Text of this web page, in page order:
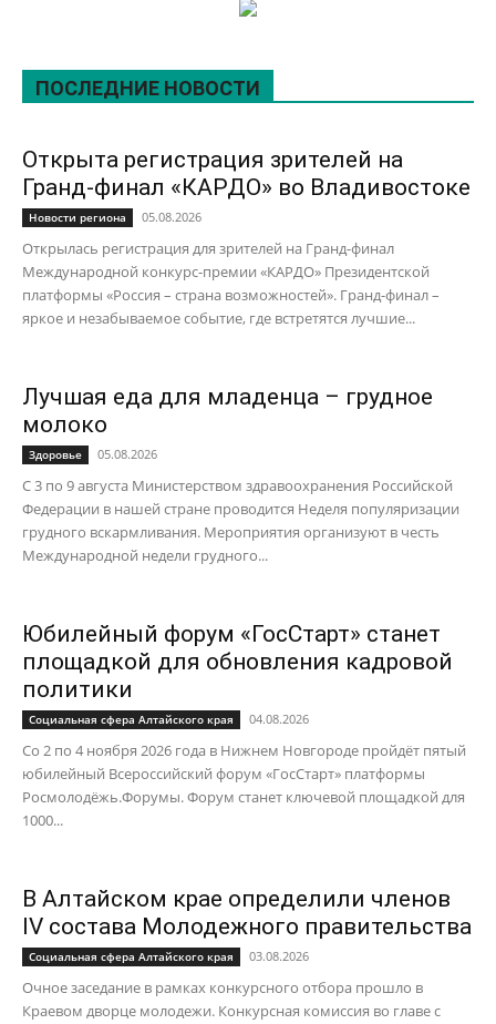
ПОСЛЕДНИЕ НОВОСТИ
Открыта регистрация зрителей на
Гранд-финал «КАРДО» во Владивостоке
Новости региона 05.08.2026
Открылась регистрация для зрителей на Гранд-финал
Международной конкурс-премии «КАРДО» Президентской
платформы «Россия – страна возможностей». Гранд-финал –
яркое и незабываемое событие, где встретятся лучшие...
Лучшая еда для младенца – грудное
молоко
Здоровье 05.08.2026
С 3 по 9 августа Министерством здравоохранения Российской
Федерации в нашей стране проводится Неделя популяризации
грудного вскармливания. Мероприятия организуют в честь
Международной недели грудного...
Юбилейный форум «ГосСтарт» станет
площадкой для обновления кадровой
политики
Социальная сфера Алтайского края 04.08.2026
Со 2 по 4 ноября 2026 года в Нижнем Новгороде пройдёт пятый
юбилейный Всероссийский форум «ГосСтарт» платформы
Росмолодёжь.Форумы. Форум станет ключевой площадкой для
1000...
В Алтайском крае определили членов
IV состава Молодежного правительства
Социальная сфера Алтайского края 03.08.2026
Очное заседание в рамках конкурсного отбора прошло в
Краевом дворце молодежи. Конкурсная комиссия во главе с